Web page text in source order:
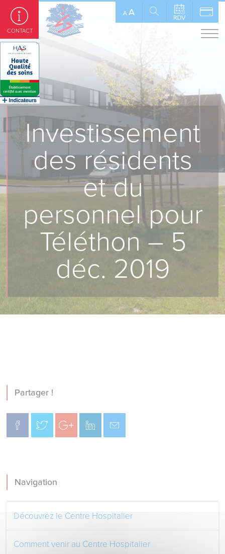
A A
Investissement
des résidents
et du
personnel pour
Téléthon – 5
déc. 2019
Partager !
Navigation
Découvrez le Centre Hospitalier
Comment venir au Centre Hospitalier
CONTACT
Panneau de gestion des cookies